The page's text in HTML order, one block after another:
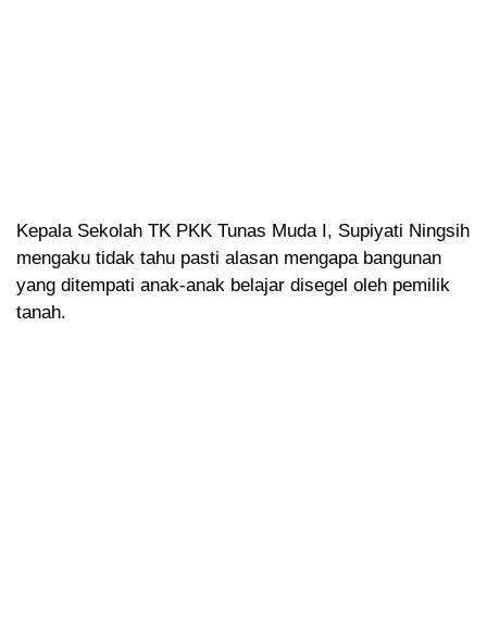
Kepala Sekolah TK PKK Tunas Muda I, Supiyati Ningsih
mengaku tidak tahu pasti alasan mengapa bangunan
yang ditempati anak-anak belajar disegel oleh pemilik
tanah.